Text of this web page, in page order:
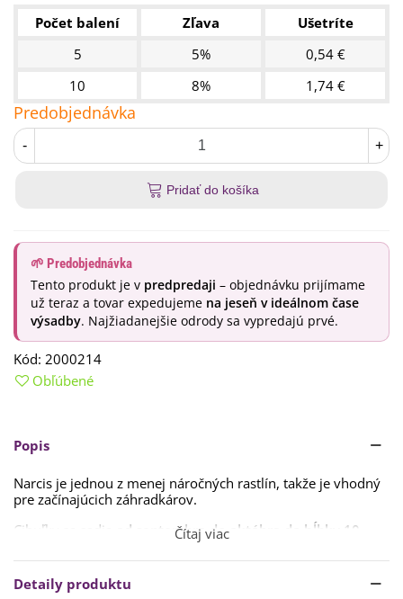
Počet balení Zľava
Ušetríte
5
5%
0,54 €
10
8% 1,74 €
Predobjednávka
- +
Pridať do košíka
🌱 Predobjednávka
Tento produkt je v predpredaji – objednávku prijímame
už teraz a tovar expedujeme na jeseň v ideálnom čase
výsadby. Najžiadanejšie odrody sa vypredajú prvé.
Kód: 2000214
Obľúbené
Popis
Narcis je jednou z menej náročných rastlín, takže je vhodný
pre začínajúcich záhradkárov.
Cibuľky sa sadia
od septembra do októbra do hĺbky 10 –
Rozostup medzi rastlinami je
zasadiť cibuľky včas, aby stihli dostatočne zakoreniť.
Stanovisko by malo byť
Čítaj viac
Detaily produktu